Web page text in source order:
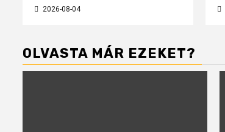
2026-08-04
OLVASTA MÁR EZEKET?